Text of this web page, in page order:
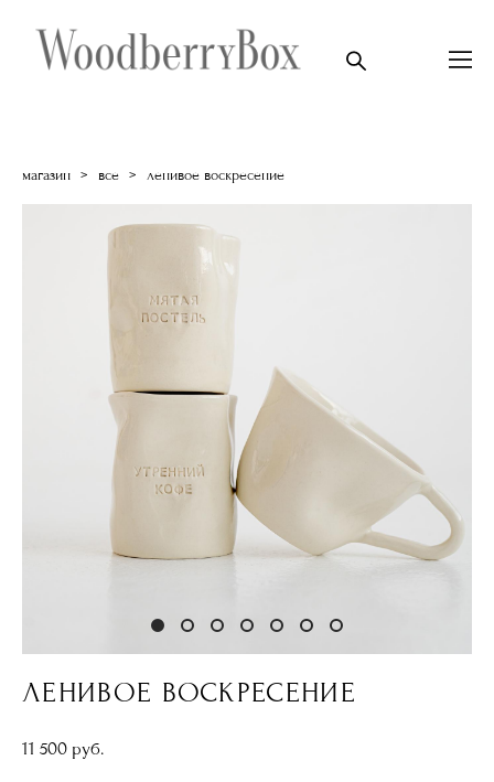
магазин > все > ленивое воскресение
ЛЕНИВОЕ ВОСКРЕСЕНИЕ
11 500 pуб.